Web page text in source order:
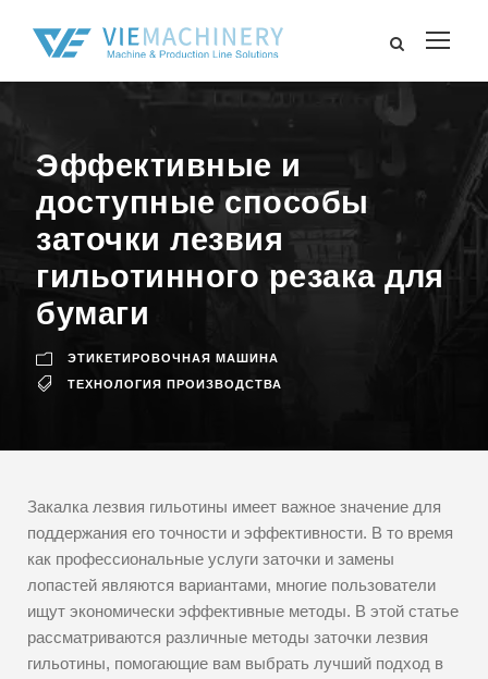
Эффективные и
доступные способы
заточки лезвия
гильотинного резака для
бумаги
ЭТИКЕТИРОВОЧНАЯ МАШИНА
ТЕХНОЛОГИЯ ПРОИЗВОДСТВА
Закалка лезвия гильотины имеет важное значение для
поддержания его точности и эффективности. В то время
как профессиональные услуги заточки и замены
лопастей являются вариантами, многие пользователи
ищут экономически эффективные методы. В этой статье
рассматриваются различные методы заточки лезвия
гильотины, помогающие вам выбрать лучший подход в